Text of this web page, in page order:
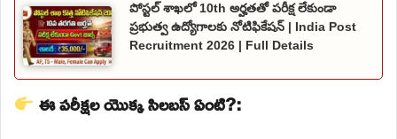
పోస్టల్ శాఖలో 10th అర్హతతో పరీక్ష లేకుండా
ప్రభుత్వ ఉద్యోగాలకు నోటిఫికేషన్ | India Post
Recruitment 2026 | Full Details
ఈ పరీక్షల యొక్క సిలబస్ ఏంటి?: